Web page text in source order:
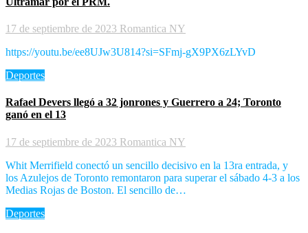
17 de septiembre de 2023 Romantica NY
https://youtu.be/ee8UJw3U814?si=SFmj-gX9PX6zLYvD
Deportes
Rafael Devers llegó a 32 jonrones y Guerrero a 24; Toronto
ganó en el 13
17 de septiembre de 2023 Romantica NY
Whit Merrifield conectó un sencillo decisivo en la 13ra entrada, y
los Azulejos de Toronto remontaron para superar el sábado 4-3 a los
Medias Rojas de Boston. El sencillo de…
Deportes